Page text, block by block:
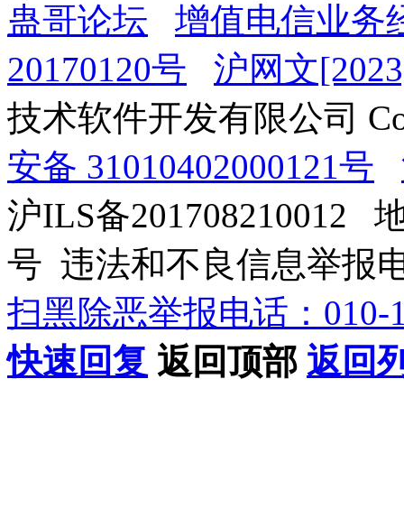
蛊哥论坛
增值电信业务
20170120号
沪网文
技术软件开发有限公司
安备 31010402000121号
沪ILS备201708210012
号 违法和不良信息举报
扫黑除恶举报电话：010-
快速回复 返回顶部 返回